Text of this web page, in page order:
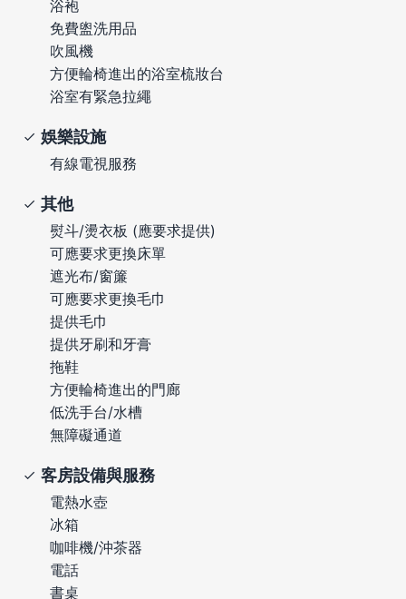
浴袍
免費盥洗用品
吹風機
方便輪椅進出的浴室梳妝台
浴室有緊急拉繩
娛樂設施
有線電視服務
其他
熨斗/燙衣板 (應要求提供)
可應要求更換床單
遮光布/窗簾
可應要求更換毛巾
提供毛巾
提供牙刷和牙膏
拖鞋
方便輪椅進出的門廊
低洗手台/水槽
無障礙通道
客房設備與服務
電熱水壺
冰箱
咖啡機/沖茶器
電話
書桌